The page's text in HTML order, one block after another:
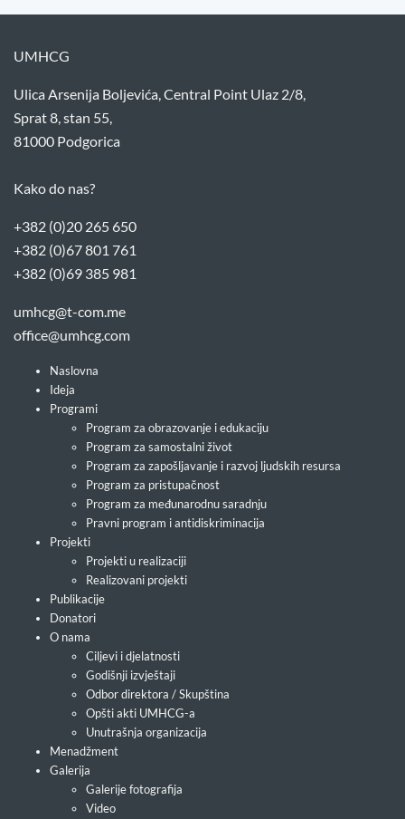
UMHCG
Ulica Arsenija Boljevića, Central Point Ulaz 2/8,
Sprat 8, stan 55,
81000 Podgorica
Kako do nas?
+382 (0)20 265 650
+382 (0)67 801 761
+382 (0)69 385 981
umhcg@t-com.me
office@umhcg.com
Naslovna
Ideja
Programi
Program za obrazovanje i edukaciju
Program za samostalni život
Program za zapošljavanje i razvoj ljudskih resursa
Program za pristupačnost
Program za međunarodnu saradnju
Pravni program i antidiskriminacija
Projekti
Projekti u realizaciji
Realizovani projekti
Publikacije
Donatori
O nama
Ciljevi i djelatnosti
Godišnji izvještaji
Odbor direktora / Skupština
Opšti akti UMHCG-a
Unutrašnja organizacija
Menadžment
Galerija
Galerije fotografija
Video